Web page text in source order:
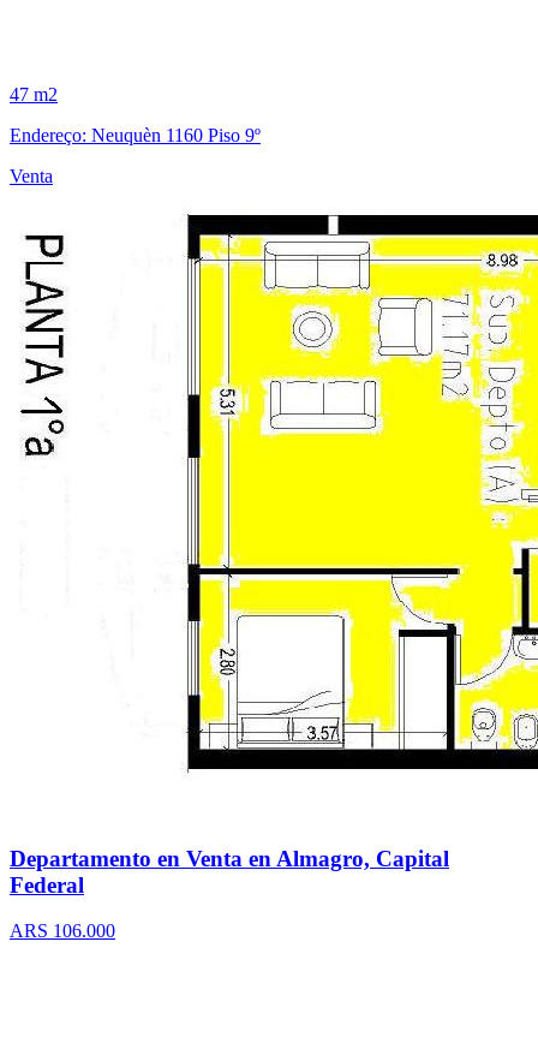
47 m2
Endereço: Neuquèn 1160 Piso 9º
Venta
Departamento en Venta en Almagro, Capital
Federal
ARS 106.000